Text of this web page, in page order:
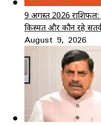
9 अगस्त 2026 राशिफल:
किस्मत और कौन रहे
August 9, 2026